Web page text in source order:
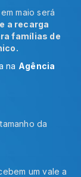
maio será
a recarga
famílias de
na Agência
da
um vale a